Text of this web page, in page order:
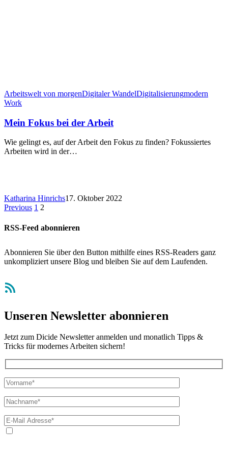
Arbeitswelt von morgenDigitaler WandelDigitalisierungmodern
Work
Mein Fokus bei der Arbeit
Wie gelingt es, auf der Arbeit den Fokus zu finden? Fokussiertes
Arbeiten wird in der…
Katharina Hinrichs17. Oktober 2022
Previous 1 2
RSS-Feed abonnieren
Abonnieren Sie über den Button mithilfe eines RSS-Readers ganz
unkompliziert unsere Blog und bleiben Sie auf dem Laufenden.
RSS-Feed
Unseren Newsletter abonnieren
Jetzt zum Dicide Newsletter anmelden und monatlich Tipps &
Tricks für modernes Arbeiten sichern!